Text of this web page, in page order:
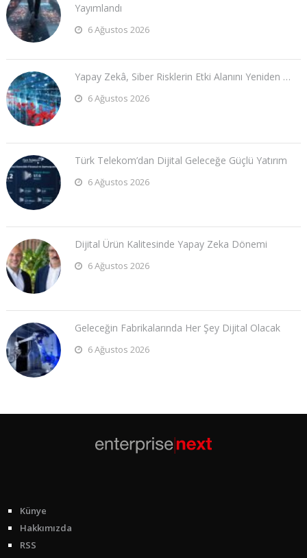
Yayımlandı
6 Ağustos 2026
Yapay Zekâ, Siber Risklerin Etki Alanını Yeniden …
6 Ağustos 2026
Türk Telekom’dan Dijital Geleceğe Güçlü Yatırım
6 Ağustos 2026
Dijital Ürün Kalitesinde Yapay Zeka Dönemi
6 Ağustos 2026
Geleceğin Fabrikalarında Her Şey Dijital Olacak
6 Ağustos 2026
Künye
Hakkımızda
RSS